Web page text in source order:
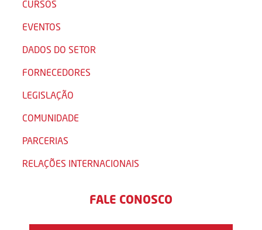
CURSOS
EVENTOS
DADOS DO SETOR
FORNECEDORES
LEGISLAÇÃO
COMUNIDADE
PARCERIAS
RELAÇÕES INTERNACIONAIS
FALE CONOSCO